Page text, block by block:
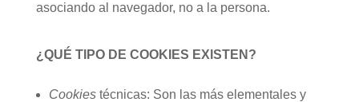
asociando al navegador, no a la persona.
¿QUÉ TIPO DE COOKIES EXISTEN?
Cookiestécnicas: Son las más elementales y